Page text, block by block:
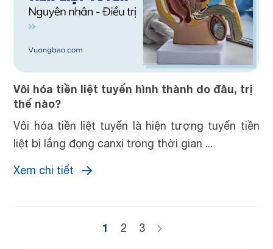
Vôi hóa tiền liệt tuyến hình thành do đâu, trị
thế nào?
Vôi hóa tiền liệt tuyến là hiện tượng tuyến tiền
liệt bị lắng đọng canxi trong thời gian ...
Xem chi tiết
1 2 3